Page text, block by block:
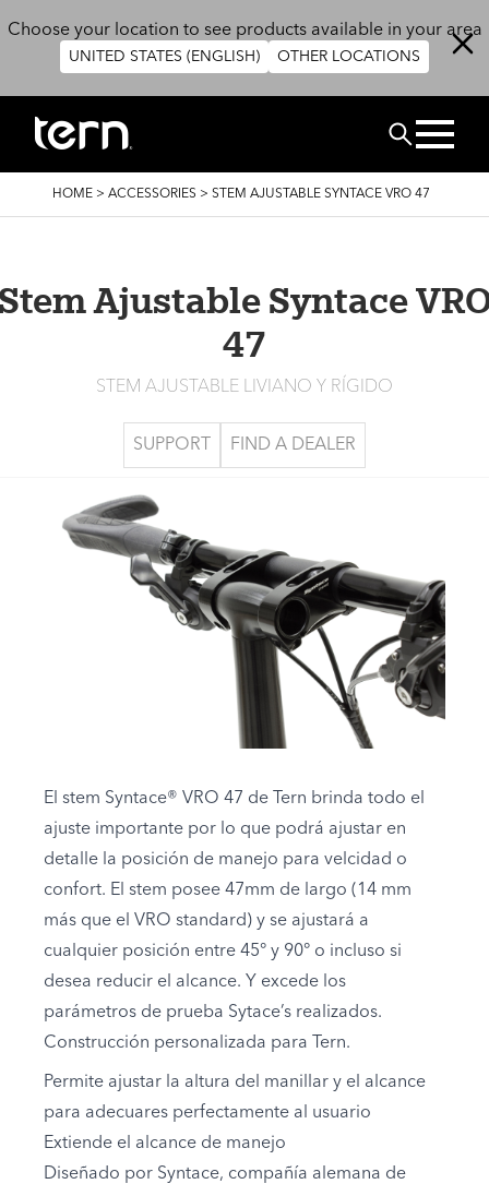
Choose your location to see products available in your area
UNITED STATES (ENGLISH) OTHER LOCATIONS
BUSCAR
BREADCRUMB
HOME > ACCESSORIES > STEM AJUSTABLE SYNTACE VRO 47
Ajustable Syntace
47
STEM AJUSTABLE LIVIANO Y RÍGIDO
SUPPORT FIND A DEALER
El stem Syntace® VRO 47 de Tern brinda todo el
ajuste importante por lo que podrá ajustar en
detalle la posición de manejo para velcidad o
confort. El stem posee 47mm de largo (14 mm
más que el VRO standard) y se ajustará a
cualquier posición entre 45° y 90° o incluso si
desea reducir el alcance. Y excede los
parámetros de prueba Sytace’s realizados.
Construcción personalizada para Tern.
Permite ajustar la altura del manillar y el alcance
para adecuares perfectamente al usuario
Extiende el alcance de manejo
Diseñado por Syntace, compañía alemana de